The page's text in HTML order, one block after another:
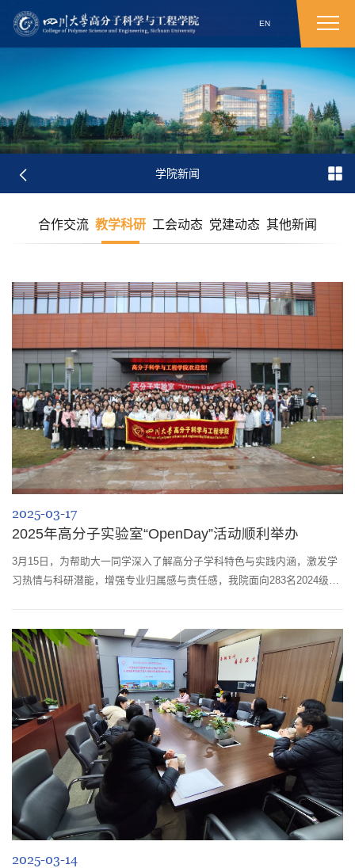
EN
学院新闻
合作交流 教学科研 工会动态 党建动态 其他新闻
2025-03-17
2025年高分子实验室“OpenDay”活动顺利举办
3月15日，为帮助大一同学深入了解高分子学科特色与实践内涵，激发学
习热情与科研潜能，增强专业归属感与责任感，我院面向283名2024级本
究生志愿者的带领下，依次参观先进高分子材料全国重点实验室、科教
楼、第四教学楼及工程训练中心等实验场所。各实验室老师及研究生学长
学姐为同学们详细...
2025-03-14